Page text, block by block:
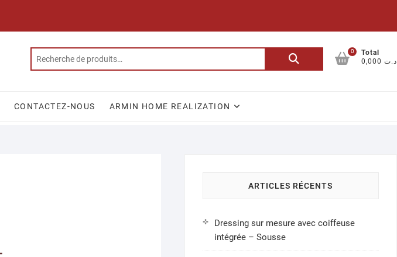
Recherche
0
Total
0,000 د.ت
CONTACTEZ-NOUS ARMIN HOME REALIZATION
ARTICLES RÉCENTS
Dressing sur mesure avec coiffeuse
intégrée – Sousse